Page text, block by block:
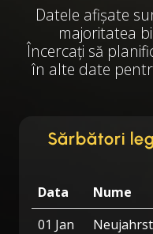
Datele afișate
majoritatea
Încercați să
în alte date
Sărbători
Data Nume
01 Jan